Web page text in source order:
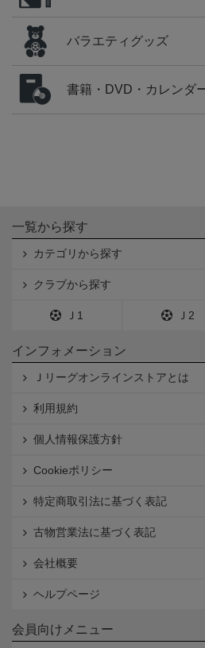
バラエティグッズ
書籍・DVD・カレンダ
一覧から探す
カテゴリから探す
クラブから探す
Ｊ1 Ｊ2
インフォメーション
Ｊリーグオンラインストアとは
利用規約
個人情報保護方針
Cookieポリシー
特定商取引法に基づく表記
古物営業法に基づく表記
会社概要
ヘルプページ
会員向けメニュー